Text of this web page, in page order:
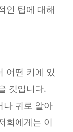
인 팁에 대해
어떤 키에 있
것입니다.
나 귀로 알아
희에게는 이